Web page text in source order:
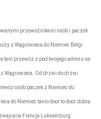
przewoźnikami osób i paczek
z Wągrowieca do Niemiec Belgi
przewóz z pod twojego adresu na
Wągrowieca. Od drzwi do drzwi
osób paczek z Niemiec do
do Niemiec tanio door to door dobra
Francja Luksemburg